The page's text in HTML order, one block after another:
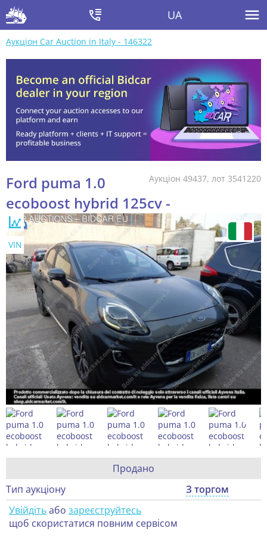
UA
Аукціон Car Auction in Italy - 146322
Аукціон 49437, лот 3541220
Ford puma 1.0
ecoboost hybrid 125cv -
VIN
Продано
Тип аукціону
З торгом
Увійдітьабо зареєструйтесь
щоб скористатися повним сервісом